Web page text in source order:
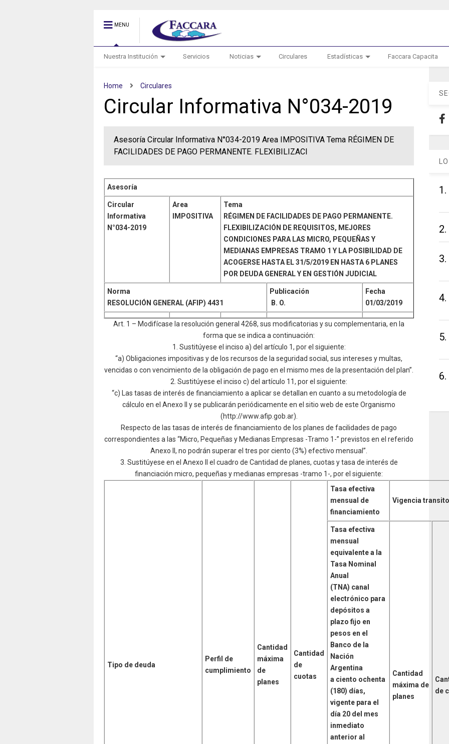
MENU
Nuestra Institución Servicios Noticias Circulares Estadísticas Faccara Capacita
Home Circulares
Circular Informativa N°034-2019
Asesoría Circular Informativa N°034-2019 Area IMPOSITIVA Tema RÉGIMEN DE
FACILIDADES DE PAGO PERMANENTE. FLEXIBILIZACI
Asesoría
Circular
Informativa
N°034-2019
Area
IMPOSITIVA
Tema
RÉGIMEN DE FACILIDADES DE PAGO PERMANENTE.
FLEXIBILIZACIÓN DE REQUISITOS, MEJORES
CONDICIONES PARA LAS MICRO, PEQUEÑAS Y
MEDIANAS EMPRESAS TRAMO 1 Y LA POSIBILIDAD DE
ACOGERSE HASTA EL 31/5/2019 EN HASTA 6 PLANES
POR DEUDA GENERAL Y EN GESTIÓN JUDICIAL
Norma
RESOLUCIÓN GENERAL (AFIP)4431
Publicación
B. O.
Fecha
01/03/2019
Art. 1 – Modifícase la resolución general 4268, sus modificatorias y su complementaria, en la
forma que se indica a continuación:
1. Sustitúyese el inciso a) del artículo 1, por el siguiente:
“a) Obligaciones impositivas y de los recursos de la seguridad social, sus intereses y multas,
vencidas o con vencimiento de la obligación de pago en el mismo mes de la presentación del plan”.
2. Sustitúyese el inciso c) del artículo 11, por el siguiente:
“c) Las tasas de interés de financiamiento a aplicar se detallan en cuanto a su metodología de
cálculo en el Anexo II y se publicarán periódicamente en el sitio web de este Organismo
(http://www.afip.gob.ar).
Respecto de las tasas de interés de financiamiento de los planes de facilidades de pago
correspondientes a las “Micro, Pequeñas y Medianas Empresas -Tramo 1-” previstos en el referido
Anexo II, no podrán superar el tres por ciento (3%) efectivo mensual”.
3. Sustitúyese en el Anexo II el cuadro de Cantidad de planes, cuotas y tasa de interés de
financiación micro, pequeñas y medianas empresas -tramo 1-, por el siguiente:
Tipo de deuda
Perfil de
cumplimiento
Cantidad
máxima
de
planes
Cantidad
de
cuotas
Tasa efectiva
mensual de
financiamiento
Vigencia
Tasa efectiva
mensual
equivalente a la
Tasa Nominal
Anual
(TNA) canal
electrónico para
depósitos a
plazo fijo en
pesos en el
Banco de la
Nación
Argentina
a ciento ochenta
(180) días,
vigente para el
día 20 del mes
inmediato
anterior al
Cantidad
máxima de
planes
de
1.
2.
3.
4.
5.
6.